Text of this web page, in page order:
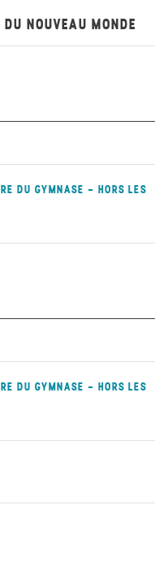
NOUVEAU MONDE
DU GYMNASE - HORS LES
DU GYMNASE - HORS LES